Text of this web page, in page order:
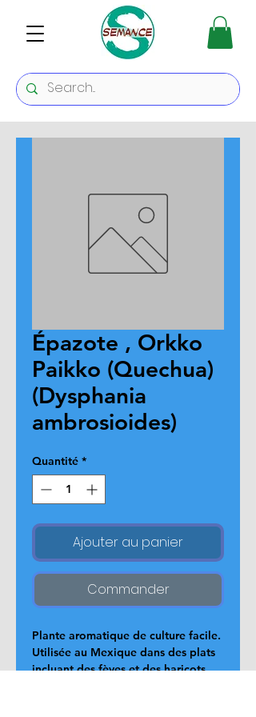
Épazote , Orkko
Paikko (Quechua)
(Dysphania
ambrosioides)
Quantité *
Ajouter au panier
Commander
Plante aromatique de culture facile.
Utilisée au Mexique dans des plats
incluant des fèves et des haricots